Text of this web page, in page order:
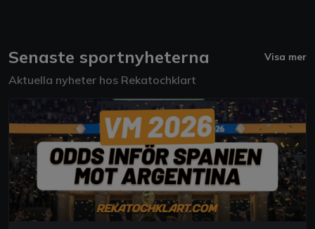
Senaste sportnyheterna Visa mer
Aktuella nyheter hos Rekatochklart